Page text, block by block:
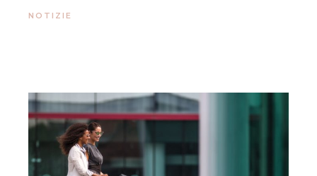
NOTIZIE